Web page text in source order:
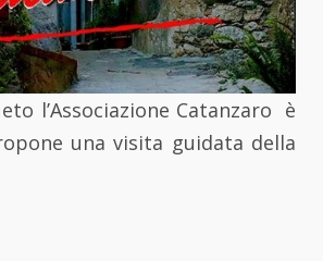
l’Associazione Catanzaro è
una visita guidata della